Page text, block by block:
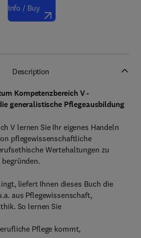
Info / Buy
Description
Kompetenzbereich V -
generalistische Pflegeausbildung
V lernen Sie Ihr eigenes Handeln
pflegewissenschaftliche
Wertehaltungen zu
liefert Ihnen dieses Buch die
aus Pflegewissenschaft,
So lernen Sie
Pflege kommt,